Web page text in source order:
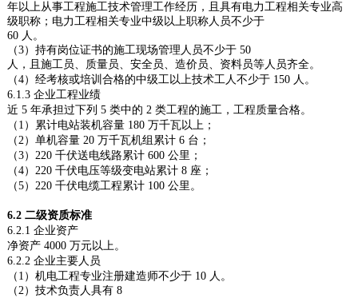
年以上从事工程施工技术管理工作经历，且具有电力工程相关专业高
级职称；电力工程相关专业中级以上职称人员不少于
60 人。
（3）持有岗位证书的施工现场管理人员不少于 50
人，且施工员、质量员、安全员、造价员、资料员等人员齐全。
（4）经考核或培训合格的中级工以上技术工人不少于 150 人。
6.1.3 企业工程业绩
近 5 年承担过下列 5 类中的 2 类工程的施工，工程质量合格。
（ 1 ）累计电站装机容量 180 万千瓦以上；
（2）单机容量 20 万千瓦机组累计 6 台；
（3） 220 千伏送电线路累计 600 公里；
（4） 220 千伏电压等级变电站累计 8 座；
（5） 220 千伏电缆工程累计 100 公里。
6.2 二级资质标准
6.2.1 企业资产
净资产4000 万元以上。
6.2.2 企业主要人员
（ 1 ）机电工程专业注册建造师不少于 10 人。
（2）技术负责人具有 8